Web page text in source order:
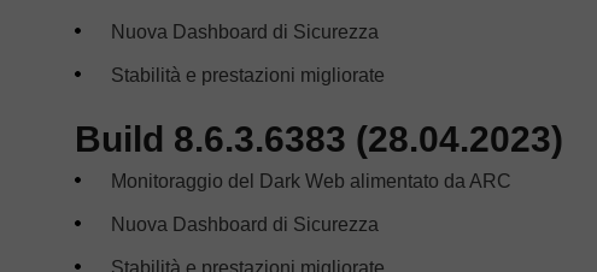
Nuova Dashboard di Sicurezza
Stabilità e prestazioni migliorate
Build 8.6.3.6383 (28.04.2023)
Monitoraggio del Dark Web alimentato da ARC
Nuova Dashboard di Sicurezza
Stabilità e prestazioni migliorate